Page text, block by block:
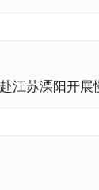
江苏溧阳开